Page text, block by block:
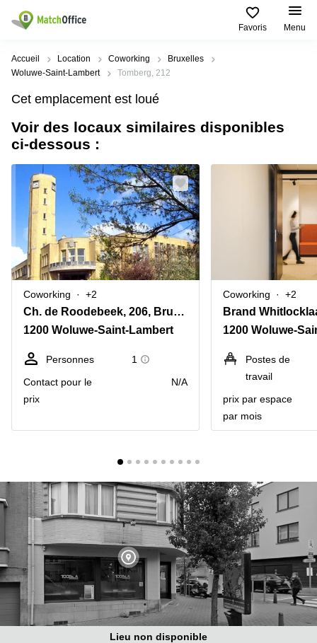
Favoris Menu
Rechercher / publier
Types
d'espaces
Bureaux
Centre
d’affaires
Coworking
Salles
de
réunion
Bureau
virtuel
Villes
Populaires
Alost
Anvers
Bruges
Bruxelles
Bruxelles
Aeroport
Gand
Hasselt
la
Neuve
Wallonie
Recherches
populaires
Bureau
a louer
Bureau à
louer
Bruxelles
Bureau
a louer
Gand
Bureau
à louer
Liège
Centre
Anvers
Centre
d'affaires
Gand
Centre
Coworking
Ixelles
Coworking
Namur
Coworking
Tournai
Salle de
conférence
Aide
Qui sommes-nous?
Publier un bureau
Connexion
Choisissez une langue
flamand
Accueil Location Coworking
Bruxelles
Woluwe-Saint-Lambert
Tomberg, 212
Cet emplacement est loué
Voir des locaux similaires disponibles
ci-dessous :
Coworking +2
Ch. de Roodebeek, 206, Bruxelles
1200 Woluwe-Saint-Lambert
Personnes
1
Contact pour le
prix
N/A
Coworking +2
Brand
1200 Woluwe-
Postes de
travail
prix par espace
par mois
Lieu non disponible